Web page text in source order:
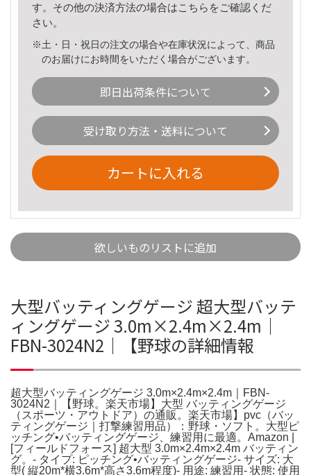
す。その他の決済方法の場合はこちら をご確認くだ
さい。
※土・日・祝日の注文の場合や在庫状況によって、商品
のお届けにお時間をいただく場合がございます。
即日出荷条件について
受け取り方法・送料について
カートに入れる
欲しいものリストに追加
大型バッティングゲージ 超大型バッテ
ィングゲージ 3.0m×2.4m×2.4m｜
FBN-3024N2｜【野球の詳細情報
超大型バッティングゲージ 3.0m×2.4m×2.4m｜FBN-
3024N2｜【野球。楽天市場】大型 バッティングゲージ
（スポーツ・アウトドア）の通販。楽天市場】pvc（バッ
ティングゲージ｜打撃練習用品）：野球・ソフト。大型ピ
ッチング•バッティングゲージ、練習用に最適。Amazon |
[フィールドフォース] 超大型 3.0m×2.4m×2.4m バッティン
グ。- タイプ: ピッチング•バッティングゲージ- サイズ: 大
型( 縦20m*横3.6m*高さ3.6m程度)- 用途: 練習用- 状態: 使用